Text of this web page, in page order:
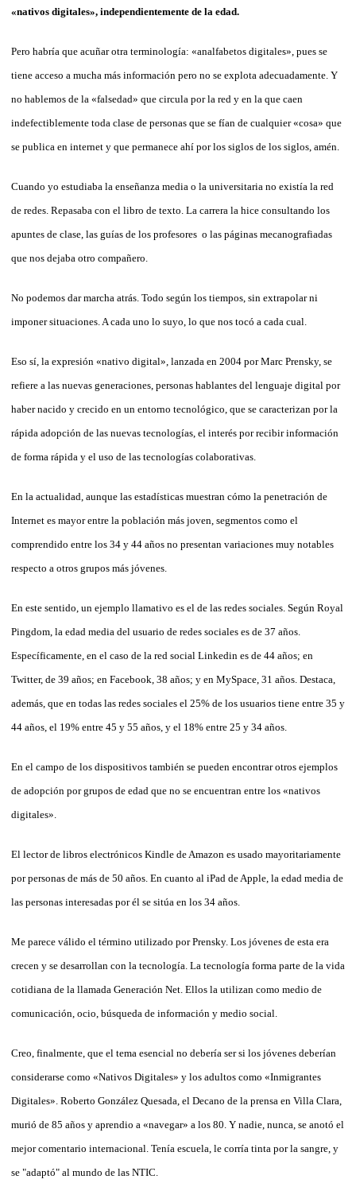
«nativos digitales», independientemente de la edad.
Pero habría que acuñar otra terminología: «analfabetos digitales», pues se
tiene acceso a mucha más información pero no se explota adecuadamente. Y
no hablemos de la «falsedad» que circula por la red y en la que caen
indefectiblemente toda clase de personas que se fían de cualquier «cosa» que
se publica en internet y que permanece ahí por los siglos de los siglos, amén.
Cuando yo estudiaba la enseñanza media o la universitaria no existía la red
de redes. Repasaba con el libro de texto. La carrera la hice consultando los
apuntes de clase, las guías de los profesores o las páginas mecanografiadas
que nos dejaba otro compañero.
No podemos dar marcha atrás. Todo según los tiempos, sin extrapolar ni
imponer situaciones. A cada uno lo suyo, lo que nos tocó a cada cual.
Eso sí, la expresión «nativo digital», lanzada en 2004 por Marc Prensky, se
refiere a las nuevas generaciones, personas hablantes del lenguaje digital por
haber nacido y crecido en un entorno tecnológico, que se caracterizan por la
rápida adopción de las nuevas tecnologías, el interés por recibir información
de forma rápida y el uso de las tecnologías colaborativas.
En la actualidad, aunque las estadísticas muestran cómo la penetración de
Internet es mayor entre la población más joven, segmentos como el
comprendido entre los 34 y 44 años no presentan variaciones muy notables
respecto a otros grupos más jóvenes.
En este sentido, un ejemplo llamativo es el de las redes sociales. Según Royal
Pingdom, la edad media del usuario de redes sociales es de 37 años.
Específicamente, en el caso de la red social Linkedin es de 44 años; en
Twitter, de 39 años; en Facebook, 38 años; y en MySpace, 31 años. Destaca,
además, que en todas las redes sociales el 25% de los usuarios tiene entre 35 y
44 años, el 19% entre 45 y 55 años, y el 18% entre 25 y 34 años.
En el campo de los dispositivos también se pueden encontrar otros ejemplos
de adopción por grupos de edad que no se encuentran entre los «nativos
digitales».
El lector de libros electrónicos Kindle de Amazon es usado mayoritariamente
por personas de más de 50 años. En cuanto al iPad de Apple, la edad media de
las personas interesadas por él se sitúa en los 34 años.
Me parece válido el término utilizado por Prensky. Los jóvenes de esta era
crecen y se desarrollan con la tecnología. La tecnología forma parte de la vida
cotidiana de la llamada Generación Net. Ellos la utilizan como medio de
comunicación, ocio, búsqueda de información y medio social.
Creo, finalmente, que el tema esencial no debería ser si los jóvenes deberían
considerarse como «Nativos Digitales» y los adultos como «Inmigrantes
Digitales». Roberto González Quesada, el Decano de la prensa en Villa Clara,
murió de 85 años y aprendio a «navegar» a los 80. Y nadie, nunca, se anotó el
mejor comentario internacional. Tenía escuela, le corría tinta por la sangre, y
se "adaptó" al mundo de las NTIC.